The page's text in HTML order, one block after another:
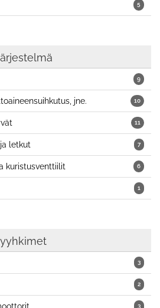
5
9
10
jne.
11
7
letkut
6
kuristusventtiilit
1
3
2
3